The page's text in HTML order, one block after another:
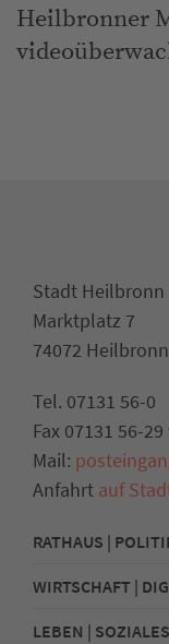
Heilbronner
Stadt Heilbronn
Marktplatz 7
74072 Heilbronn
Tel. 07131 56-0
Fax 07131 56-29
Mail:
Anfahrt auf
RATHAUS |
WIRTSCHAFT |
LEBEN | SOZIALES